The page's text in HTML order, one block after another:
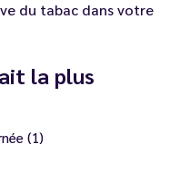
du tabac dans votre
la plus
(1)